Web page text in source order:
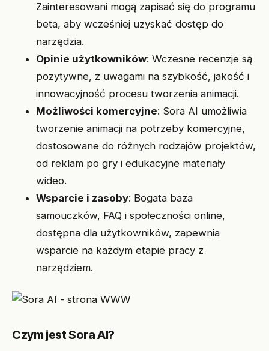
Zainteresowani mogą zapisać się do programu
beta, aby wcześniej uzyskać dostęp do
narzędzia.
Opinie użytkowników: Wczesne recenzje są
pozytywne, z uwagami na szybkość, jakość i
innowacyjność procesu tworzenia animacji.
Możliwości komercyjne: Sora AI umożliwia
tworzenie animacji na potrzeby komercyjne,
dostosowane do różnych rodzajów projektów,
od reklam po gry i edukacyjne materiały
wideo.
Wsparcie i zasoby: Bogata baza
samouczków, FAQ i społeczności online,
dostępna dla użytkowników, zapewnia
wsparcie na każdym etapie pracy z
narzędziem.
Czym jest Sora AI?